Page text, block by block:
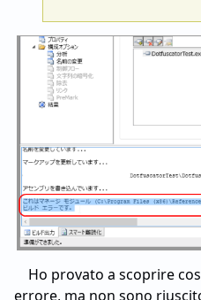
Ho provato a scoprire
errore, ma non sono